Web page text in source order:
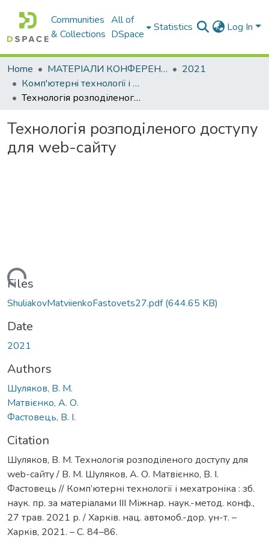
Communities
& Collections
All of
DSpace
Statistics Log In
Home МАТЕРІАЛИ КОНФЕРЕНЦІЙ
2021
Комп'ютернi технологiї i мехатронiка
Технологія розподіленого доступу для web-сайту
Технологія розподіленого доступу
для web-сайту
Loading...
Files
ShuliakovMatviienkoFastovets27.pdf(644.65 KB)
Date
2021
Authors
Шуляков, В. М.
Матвієнко, А. О.
Фастовець, В. І.
Citation
Шуляков, В. М. Технологія розподіленого доступу для
web-сайту / В. М. Шуляков, А. О. Матвієнко, В. І.
Фастовець // Комп’ютерні технології і мехатроніка : зб.
наук. пр. за матеріалами ІІІ Міжнар. наук.-метод. конф.,
27 трав. 2021 р. / Харків. нац. автомоб.-дор. ун-т. –
Харків, 2021. – С. 84–86.